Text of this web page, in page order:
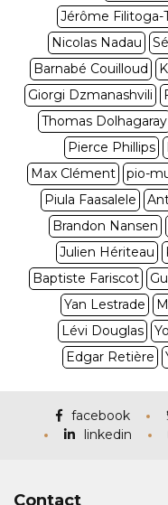
Jérôme Filitoga-
Nicolas Nadau
Barnabé Couilloud
Giorgi Dzmanashvili
Thomas Dolhagaray
Pierce Phillips
Max Clément
pio-
Piula Faasalele
Brandon Nansen
Julien Hériteau
Baptiste Fariscot
Yan Lestrade
Lévi Douglas
Edgar Retière
facebook
linkedin
Contact